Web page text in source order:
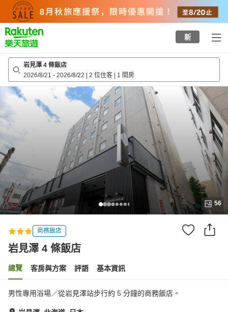
top
page
新
岩見澤 4 條飯店
2026/8/21 - 2026/8/22 | 2 位住客 | 1 間房
56
商務飯店
岩見澤 4 條飯店
總覽 客房與方案 評語 基本資訊
男性專用浴場／從岩見澤站步行約 5 分鐘的商務飯店。